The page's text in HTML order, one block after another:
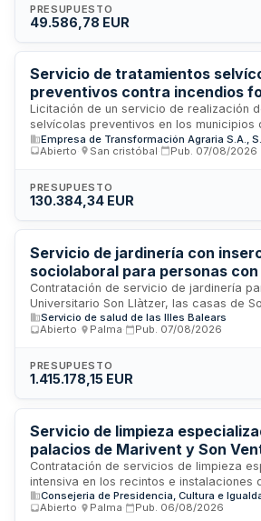
mejorando su posicionamiento y
diversificación de la oferta turística de
precio sin IVA del patrocinio
material fotográfico y audiovisual de alta
PRESUPUESTO
49.586,78 EUR
Servicio de tratamientos
preventivos contra incendios
Maó y Es Castell (Menorca)
Licitación de un servicio de realización
selvícolas preventivos en los municipios
en la isla de Menorca. El servicio
poda, acordonado y trituración de
preventivas contempladas en los planes
incendios forestales de ámbito local. El
herramientas y medios auxiliares
cumplimiento normativo en materia de
ambiente.
Empresa de Transformación Agraria S.A.,
Abierto
San cristóbal Pub. 07/08/2026
PRESUPUESTO
130.384,34 EUR
Servicio de jardinería con
sociolaboral para personas
en hospitales de las Islas
Contratación de servicio de jardinería
Universitario Son Llàtzer, las casas de
Hospital Joan March mediante un
sociolaboral para personas con
Empleo de iniciativa social conforme a
Adicional cuarta de la Ley de Contratos
jardinería bajo un modelo de empleo
Servicio de salud de las Illes Balears
Abierto
Palma Pub. 07/08/2026
PRESUPUESTO
1.415.178,15 EUR
Servicio de limpieza
palacios de Marivent y Son
Autònoma de les Illes Balears
Contratación de servicios de limpieza
intensiva en los recintos e instalaciones
Marivent y Son Vent en Mallorca,
Conselleria de Presidència de la
Consejeria de Presidencia, Cultura e
Abierto
Palma Pub. 06/08/2026